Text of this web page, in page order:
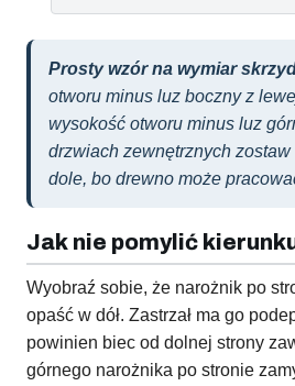
Prosty wzór na wymiar
otworu minus luz boczny z
wysokość otworu minus luz
drzwiach zewnętrznych
dole, bo drewno może
Jak nie pomylić
Wyobraź sobie, że narożnik po
opaść w dół. Zastrzał ma go
powinien biec od dolnej strony
górnego narożnika po stronie